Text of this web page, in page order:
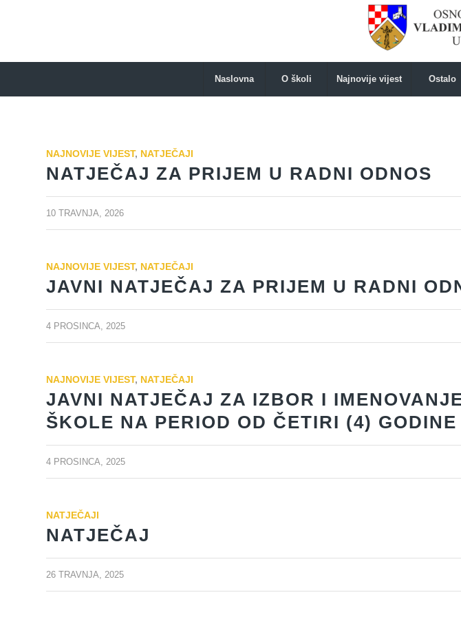
Naslovna O školi Najnovije vijest Ostalo
NAJNOVIJE VIJEST, NATJEČAJI
NATJEČAJ ZA PRIJEM U RADNI ODNOS
10 TRAVNJA, 2026
NAJNOVIJE VIJEST, NATJEČAJI
JAVNI NATJEČAJ ZA PRIJEM U RADNI
4 PROSINCA, 2025
NAJNOVIJE VIJEST, NATJEČAJI
JAVNI NATJEČAJ ZA IZBOR I
ŠKOLE NA PERIOD OD ČETIRI (4) GODINE
4 PROSINCA, 2025
NATJEČAJI
NATJEČAJ
26 TRAVNJA, 2025